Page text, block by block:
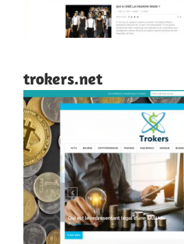
trokers.net